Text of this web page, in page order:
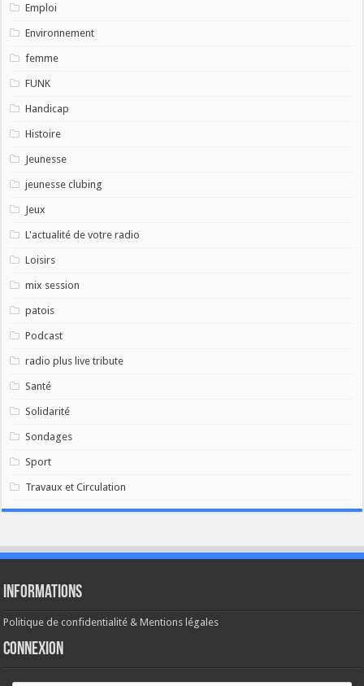
Emploi
Environnement
femme
FUNK
Handicap
Histoire
Jeunesse
jeunesse clubing
Jeux
L'actualité de votre radio
Loisirs
mix session
patois
Podcast
radio plus live tribute
Santé
Solidarité
Sondages
Sport
Travaux et Circulation
Informations
Politique de confidentialité & Mentions légales
Connexion